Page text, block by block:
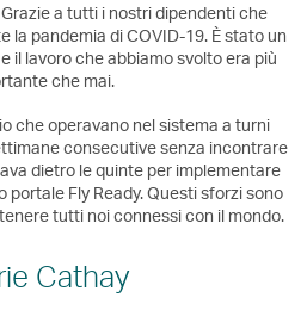
a tutti i nostri dipendenti che
la pandemia di COVID-19. È stato un
il lavoro che abbiamo svolto era più
che mai.
che operavano nel sistema a turni
consecutive senza incontrare
dietro le quinte per implementare
portale Fly Ready. Questi sforzi sono
tutti noi connessi con il mondo.
Cathay